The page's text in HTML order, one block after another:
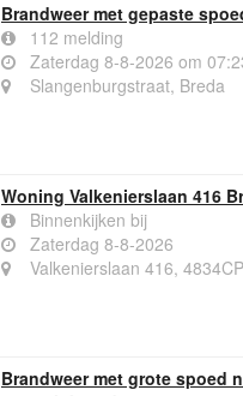
Brandweer met gepaste
112 melding
Zaterdag 8-8-2026 om
Slangenburgstraat, Breda
Woning Valkenierslaan 416
Binnenkijken bij
Zaterdag 8-8-2026
Valkenierslaan 416,
Brandweer met grote spoed